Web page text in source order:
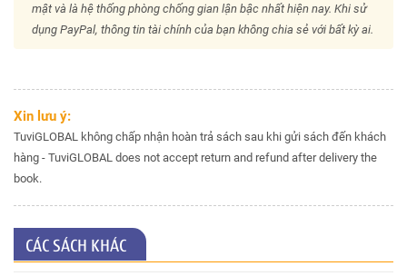
mật và là hệ thống phòng chống gian lận bậc nhất hiện nay. Khi sử
dụng PayPal, thông tin tài chính của bạn không chia sẻ với bất kỳ ai.
Xin lưu ý:
TuviGLOBAL không chấp nhận hoàn trả sách sau khi gửi sách đến khách
hàng - TuviGLOBAL does not accept return and refund after delivery the
book.
CÁC SÁCH KHÁC